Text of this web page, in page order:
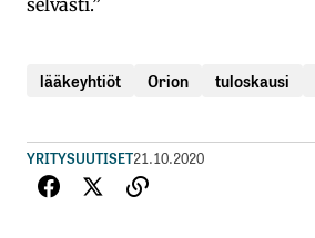
lääkeyhtiöt Orion tuloskausi
YRITYSUUTISET21.10.2020